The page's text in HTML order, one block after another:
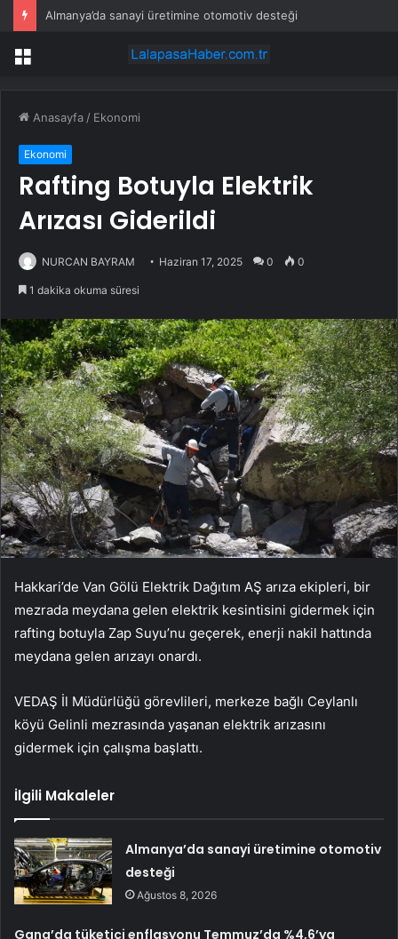
Almanya’da sanayi üretimine otomotiv desteği
Menü
Anasayfa / Ekonomi
Ekonomi
Rafting Botuyla Elektrik
Arızası Giderildi
NURCAN BAYRAM Haziran 17, 2025 0 0
1 dakika okuma süresi
Hakkari’de Van Gölü Elektrik Dağıtım AŞ arıza ekipleri, bir
mezrada meydana gelen elektrik kesintisini gidermek için
rafting botuyla Zap Suyu’nu geçerek, enerji nakil hattında
meydana gelen arızayı onardı.
VEDAŞ İl Müdürlüğü görevlileri, merkeze bağlı Ceylanlı
köyü Gelinli mezrasında yaşanan elektrik arızasını
gidermek için çalışma başlattı.
İlgili Makaleler
Almanya’da sanayi üretimine otomotiv
desteği
Ağustos 8, 2026
Gana’da tüketici enflasyonu Temmuz’da %4,6’ya